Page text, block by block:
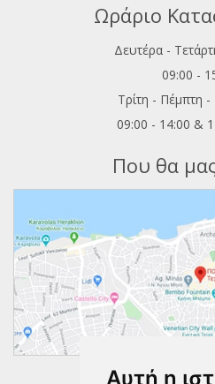
Αυτή η
Ωράριο
Δευτέρα -
09:00 -
Τρίτη - Πέμπτη
09:00 - 14:00 &
Που θα